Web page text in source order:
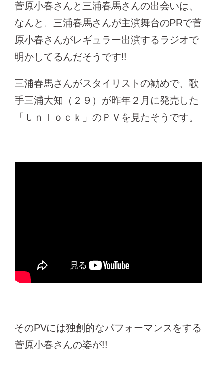
菅原小春さんと三浦春馬さんの出会いは、
なんと、三浦春馬さんが主演舞台のPRで菅
原小春さんがレギュラー出演するラジオで
明かしてるんだそうです!!
三浦春馬さんがスタイリストの勧めで、歌
手三浦大知（２９）が昨年２月に発売した
「Ｕｎｌｏｃｋ」のＰＶを見たそうです。
そのPVには独創的なパフォーマンスをする
菅原小春さんの姿が!!